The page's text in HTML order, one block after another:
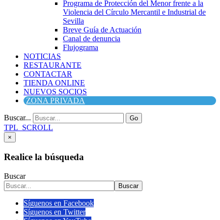
Programa de Protección del Menor frente a la
Violencia del Círculo Mercantil e Industrial de
Sevilla
Breve Guía de Actuación
Canal de denuncia
Flujograma
NOTICIAS
RESTAURANTE
CONTACTAR
TIENDA ONLINE
NUEVOS SOCIOS
ZONA PRIVADA
Buscar... Go
TPL_SCROLL
×
Realice la búsqueda
Buscar
Buscar
Síguenos en Facebook
Síguenos en Twitter